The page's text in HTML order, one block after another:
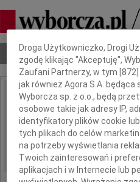
Nekrologi Odeszli Poradnik
IMIĘ I NAZWISKO:
REGION: Kraków
DATA EMISJI: 29.08.2022
Dbamy o Twoją prywatność
Droga Użytkowniczko, Drogi
zgodę klikając "Akceptuję",
Zaufani Partnerzy, w tym [872
jak również Agora S.A. będąca
Wyborcza sp. z o.o., będą
osobowe takie jak adresy IP,
identyfikatory plików cookie
tych plikach do celów
na potrzeby wyświetlania
Twoich zainteresowań i
aplikacjach i w Internecie lub